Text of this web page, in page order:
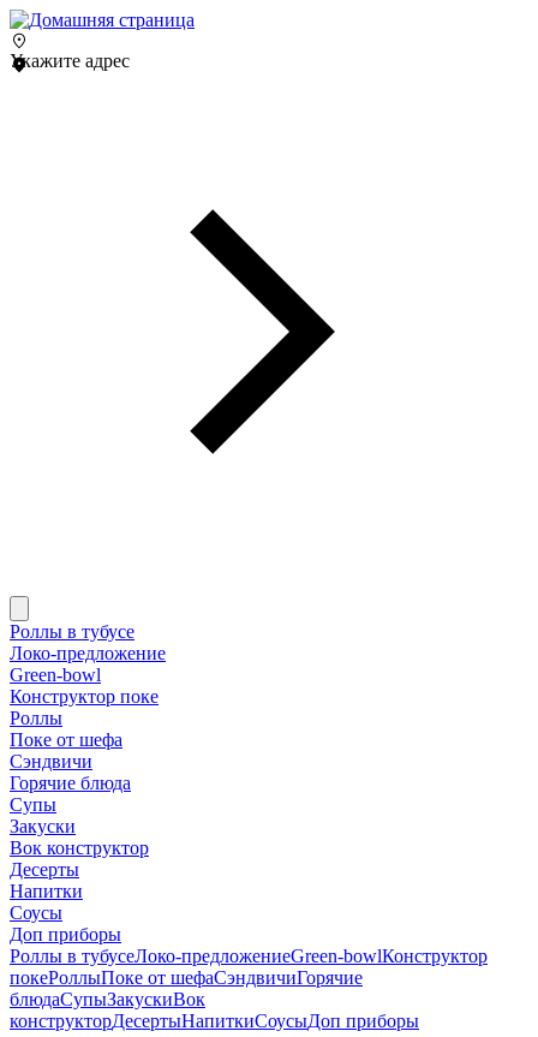
Укажите адрес
Роллы в тубусе
Локо-предложение
Green-bowl
Конструктор поке
Роллы
Поке от шефа
Сэндвичи
Горячие блюда
Супы
Закуски
Вок конструктор
Десерты
Напитки
Соусы
Доп приборы
Роллы в тубусеЛоко-предложениеGreen-bowlКонструктор
покеРоллыПоке от шефаСэндвичиГорячие
блюдаСупыЗакускиВок
конструкторДесертыНапиткиСоусыДоп приборы